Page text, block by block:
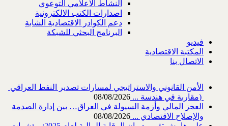
النشاط الاعلامي التوعوي
اصدارات الكتب الالكترونية
دعم الكوادر الاقتصادية الشابة
البرنامج البحثي للشبكة
فيديو
المكتبة الاقتصادية
الاتصال بنا
‎) ‎مقاربة في هندسة ...
08/08/2026
العجز المالي وأزمة السيولة في العراق… بين إدارة الصدمة
والإصلاح الاقتصادي ... 08/08/2026